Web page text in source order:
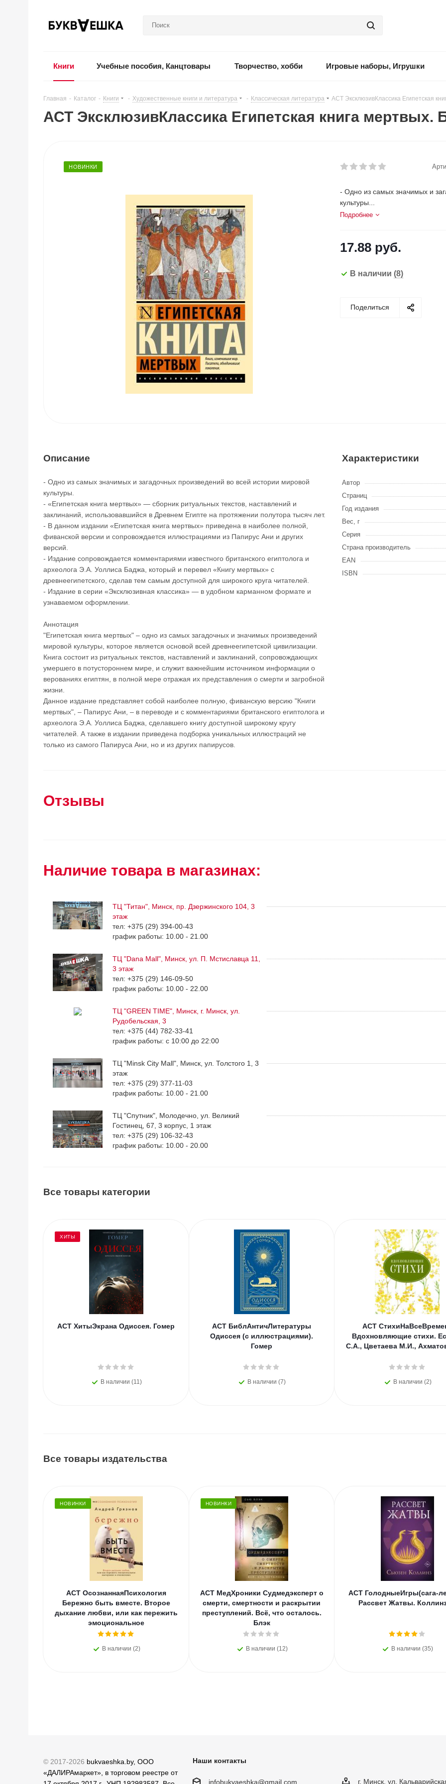
Книги Учебные пособия, Канцтовары Творчество, хобби Игровые наборы, Игрушки
Главная - Каталог - Книги - Художественные книги и литература - Классическая литература - АСТ ЭксклюзивКлассика Египетская
АСТ ЭксклюзивКлассика Египетская книга мертвых.
НОВИНКИ
- Одно из самых значимых и
культуры...
Подробнее
17.88 руб.
В наличии (8)
Поделиться
Описание
- Одно из самых значимых и загадочных произведений во всей истории мировой
культуры.
- «Египетская книга мертвых» — сборник ритуальных текстов, наставлений и
заклинаний, использовавшийся в Древнем Египте на протяжении полутора тысяч лет.
- В данном издании «Египетская книга мертвых» приведена в наиболее полной,
фиванской версии и сопровождается иллюстрациями из Папирус Ани и других
версий.
- Издание сопровождается комментариями известного британского египтолога и
археолога Э.А. Уоллиса Баджа, который и перевел «Книгу мертвых» с
древнеегипетского, сделав тем самым доступной для широкого круга читателей.
- Издание в серии «Эксклюзивная классика» — в удобном карманном формате и
узнаваемом оформлении.
Аннотация
"Египетская книга мертвых" – одно из самых загадочных и значимых произведений
мировой культуры, которое является основой всей древнеегипетской цивилизации.
Книга состоит из ритуальных текстов, наставлений и заклинаний, сопровождающих
умершего в потустороннем мире, и служит важнейшим источником информации о
верованиях египтян, в полной мере отражая их представления о смерти и загробной
жизни.
Данное издание представляет собой наиболее полную, фиванскую версию "Книги
мертвых", – Папирус Ани, – в переводе и с комментариями британского египтолога и
археолога Э.А. Уоллиса Баджа, сделавшего книгу доступной широкому кругу
читателей. А также в издании приведена подборка уникальных иллюстраций не
только из самого Папируса Ани, но и из других папирусов.
Характеристики
Автор
Страниц
Год издания
Вес, г
Серия
Страна производитель
EAN
ISBN
Отзывы
Наличие товара в магазинах:
ТЦ "Титан", Минск, пр. Дзержинского 104, 3
этаж
тел: +375 (29) 394-00-43
график работы: 10.00 - 21.00
ТЦ "Dana Mall", Минск, ул. П. Мстиславца 11,
3 этаж
тел: +375 (29) 146-09-50
график работы: 10.00 - 22.00
ТЦ "GREEN TIME", Минск, г. Минск, ул.
Рудобельская, 3
тел: +375 (44) 782-33-41
график работы: с 10:00 до 22:00
ТЦ "Minsk City Mall", Минск, ул. Толстого 1, 3
этаж
тел: +375 (29) 377-11-03
график работы: 10.00 - 21.00
ТЦ "Спутник", Молодечно, ул. Великий
Гостинец, 67, 3 корпус, 1 этаж
тел: +375 (29) 106-32-43
график работы: 10.00 - 20.00
Все товары категории
ХИТЫ
АСТ ХитыЭкрана Одиссея. Гомер
В наличии (11)
АСТ БиблАнтичЛитературы
Одиссея (с иллюстрациями).
Гомер
В наличии (7)
АСТ
Вдохновляющие стихи.
С.А., Цветаева М.И.,
В наличии (2)
Все товары издательства
НОВИНКИ
АСТ ОсознаннаяПсихология
Бережно быть вместе. Второе
дыхание любви, или как пережить
эмоциональное
В наличии (2)
НОВИНКИ
АСТ МедХроники Судмедэксперт о
смерти, смертности и раскрытии
преступлений. Всё, что осталось.
Блэк
В наличии (12)
АСТ ГолодныеИгры(сага-
Рассвет Жатвы.
В наличии (35)
© 2017-2026 bukvaeshka.by, ООО
«ДАЛИРАмаркет», в торговом реестре от
Наши контакты
infobukvaeshka@gmail.com г. Минск, ул.